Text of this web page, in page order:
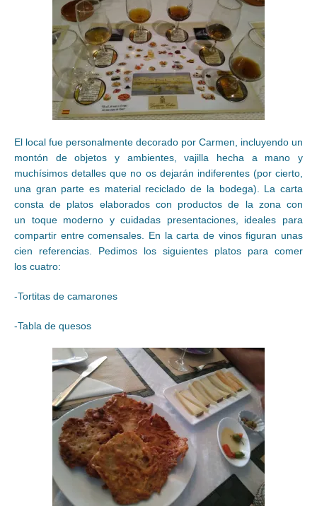
El local fue personalmente decorado por Carmen, incluyendo un
montón de objetos y ambientes, vajilla hecha a mano y
muchísimos detalles que no os dejarán indiferentes (por cierto,
una gran parte es material reciclado de la bodega). La carta
consta de platos elaborados con productos de la zona con
un toque moderno y cuidadas presentaciones, ideales para
compartir entre comensales. En la carta de vinos figuran unas
cien referencias. Pedimos los siguientes platos para comer
los cuatro:
-Tortitas de camarones
-Tabla de quesos